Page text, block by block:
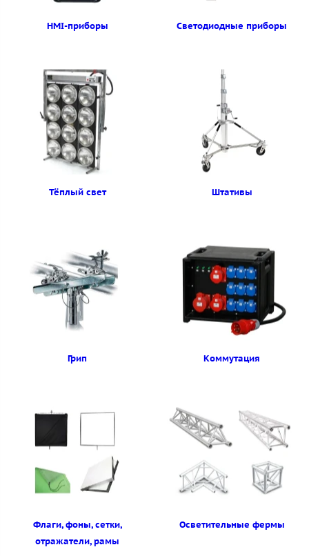
HMI-приборы Светодиодные приборы
Тёплый свет Штативы
Грип Коммутация
Флаги, фоны, сетки,
отражатели, рамы
Осветительные фермы